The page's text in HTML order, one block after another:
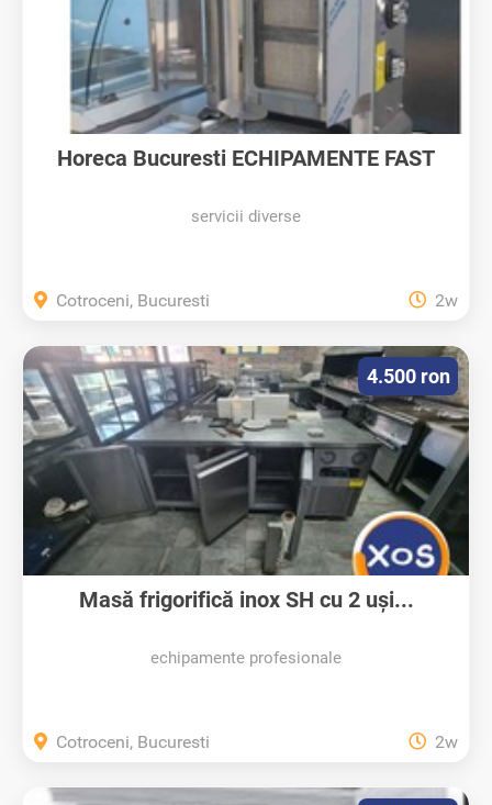
Horeca Bucuresti ECHIPAMENTE FAST
servicii diverse
Cotroceni, Bucuresti 2w
Masă frigorifică inox SH cu 2 uși...
echipamente profesionale
4.500 ron
Cotroceni, Bucuresti 2w